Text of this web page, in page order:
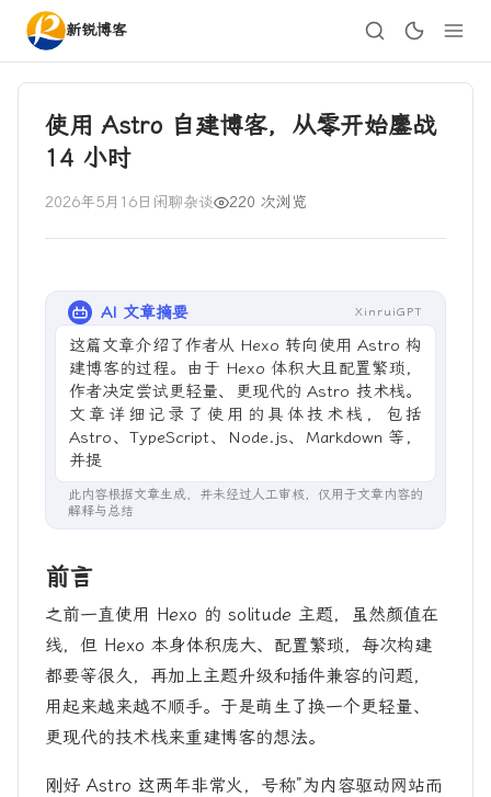
新锐博客
使用 Astro 自建博客，从零开始鏖战
14 小时
2026年5月16日 闲聊杂谈 220 次浏览
AI 文章摘要 XinruiGPT
这篇文章介绍了作者从 Hexo 转向使用 Astro 构
建博客的过程。由于 Hexo 体积大且配置繁琐，
作者决定尝试更轻量、更现代的 Astro 技术栈。
文章详细记录了使用的具体技术栈，包括
Astro、TypeScript、Node.js、Markdown 等，
并提到设计时借鉴了
此内容根据文章生成，并未经过人工审核，仅用于文章内容的
解释与总结
前言
之前一直使用 Hexo 的 solitude 主题，虽然颜值在
线，但 Hexo 本身体积庞大、配置繁琐，每次构建
都要等很久，再加上主题升级和插件兼容的问题，
用起来越来越不顺手。于是萌生了换一个更轻量、
更现代的技术栈来重建博客的想法。
刚好 Astro 这两年非常火，号称”为内容驱动网站而